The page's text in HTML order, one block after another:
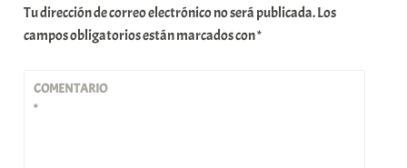
Tu dirección de correo electrónico no será publicada.Los
campos obligatorios están marcados con*
COMENTARIO
*